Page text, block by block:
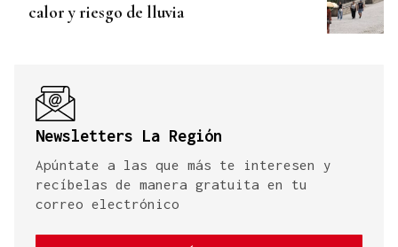
calor y riesgo de lluvia
Newsletters La Región
Apúntate a las que más te interesen y
recíbelas de manera gratuita en tu
correo electrónico